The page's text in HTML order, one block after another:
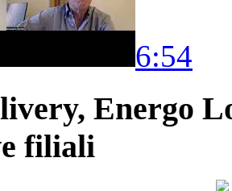
6:54
Energo
filiali